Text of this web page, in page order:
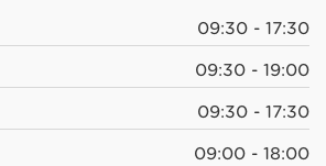
09:30 - 17:30
09:30 - 19:00
09:30 - 17:30
09:00 - 18:00